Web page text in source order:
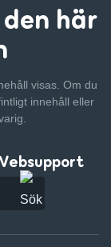
här
visas. Om du
innehåll eller